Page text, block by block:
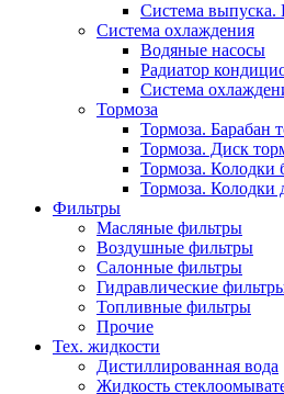
Система выпуска.
Система охлаждения
Водяные насосы
Радиатор
Система
Тормоза
Тормоза. Барабан
Тормоза. Диск
Тормоза. Колодки
Тормоза. Колодки
Фильтры
Масляные фильтры
Воздушные фильтры
Салонные фильтры
Гидравлические
Топливные фильтры
Прочие
Тех. жидкости
Дистиллированная вода
Жидкость